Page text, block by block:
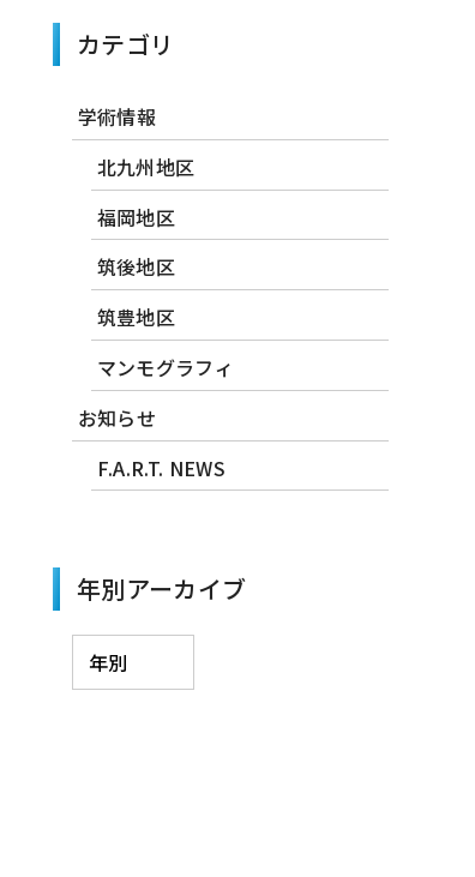
カテゴリ
学術情報
北九州地区
福岡地区
筑後地区
筑豊地区
マンモグラフィ
お知らせ
F.A.R.T. NEWS
年別アーカイブ